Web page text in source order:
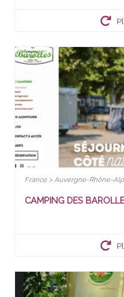
France > Auvergne-Rhône-
CAMPING DES